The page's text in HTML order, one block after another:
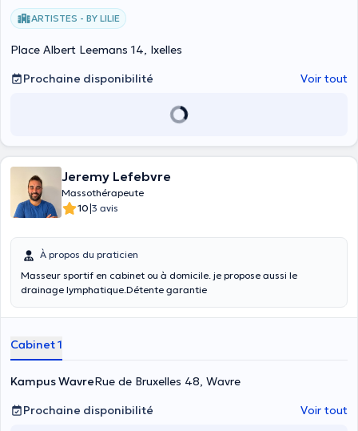
ARTISTES - BY LILIE
Place Albert Leemans 14, Ixelles
Prochaine disponibilité
Voir tout
Jeremy Lefebvre
Massothérapeute
10|3 avis
À propos du praticien
Masseur sportif en cabinet ou à domicile. je propose aussi le
drainage lymphatique.Détente garantie
Cabinet 1
Kampus WavreRue de Bruxelles 48, Wavre
Prochaine disponibilité
Voir tout